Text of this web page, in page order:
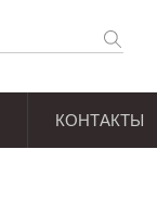
КОНТАКТЫ